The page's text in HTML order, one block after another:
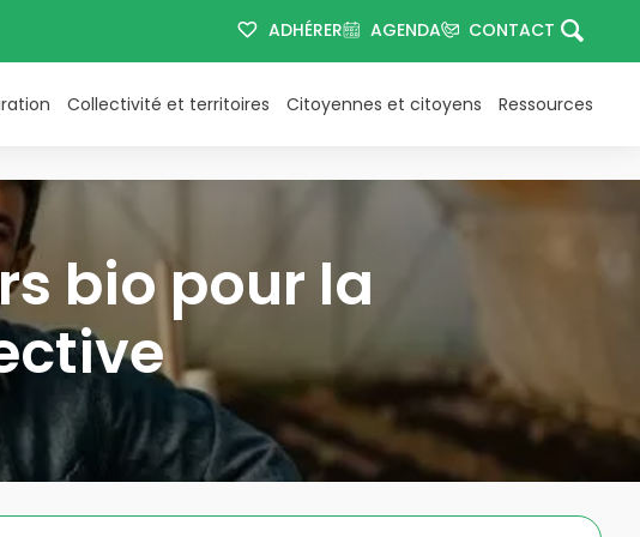
ADHÉRER AGENDA CONTACT
Collectivité et territoires Citoyennes et citoyens Ressources
bio pour la